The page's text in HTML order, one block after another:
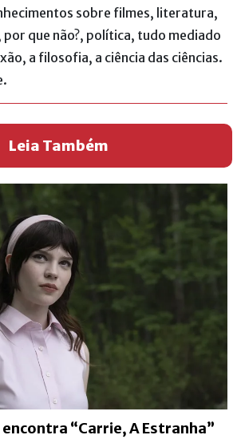
sobre filmes, literatura,
que não?, política, tudo mediado
a filosofia, a ciência das ciências.
Leia Também
“Carrie, A Estranha”